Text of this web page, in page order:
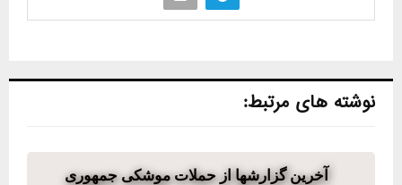
نوشته های مرتبط:
آخرین گزارشها از حملات موشکی جمهوری